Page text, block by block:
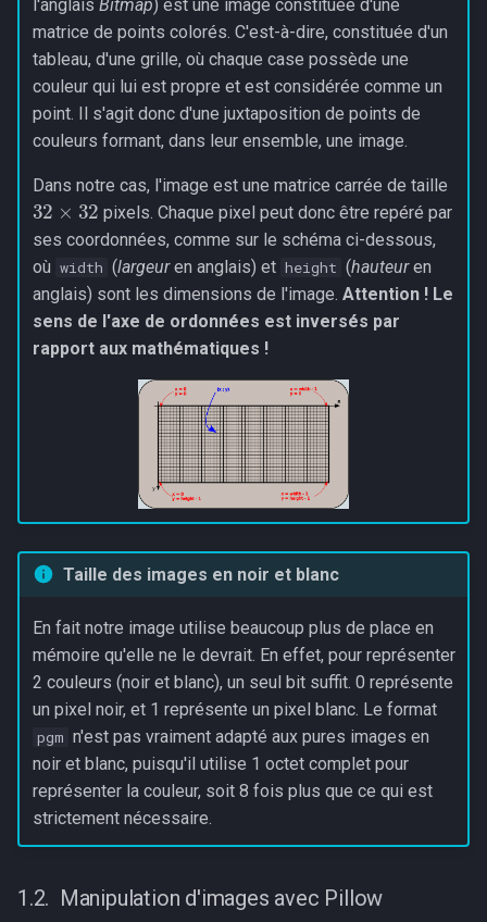
l'anglais Bitmap) est une image constituée d'une
matrice de points colorés. C'est-à-dire, constituée d'un
tableau, d'une grille, où chaque case possède une
couleur qui lui est propre et est considérée comme un
point. Il s'agit donc d'une juxtaposition de points de
couleurs formant, dans leur ensemble, une image.
Dans notre cas, l'image est une matrice carrée de taille
32×32
pixels. Chaque pixel peut donc être repéré par
ses coordonnées, comme sur le schéma ci-dessous,
où width (largeuren anglais) et height (hauteuren
anglais) sont les dimensions de l'image. Attention ! Le
sens de l'axe de ordonnées est inversés par
rapport aux mathématiques !
Taille des images en noir et blanc
En fait notre image utilise beaucoup plus de place en
mémoire qu'elle ne le devrait. En effet, pour représenter
2 couleurs (noir et blanc), un seul bit suffit. 0 représente
un pixel noir, et 1 représente un pixel blanc. Le format
pgm n'est pas vraiment adapté aux pures images en
noir et blanc, puisqu'il utilise 1 octet complet pour
représenter la couleur, soit 8 fois plus que ce qui est
strictement nécessaire.
Manipulation d'images avec Pillow